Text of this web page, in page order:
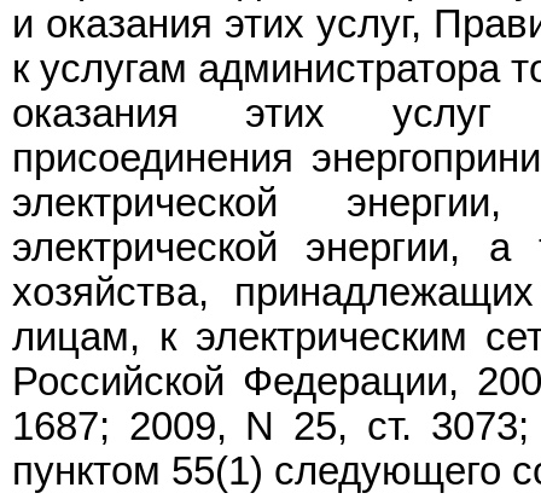
и оказания этих услуг,
к услугам администратора
оказания этих услуг
присоединения
электрической
электрической энергии, а
хозяйства,
лицам, к электрическим
Российской Федерации,
1687; 2009, N 25, ст.
пунктом 55(1) следующего